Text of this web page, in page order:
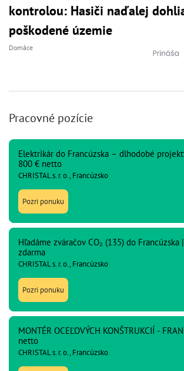
kontrolou: Hasiči naďalej
poškodené územie
Domáce
Pracovné pozície
Elektrikár do Francúzska – dlhodobé
800 € netto
CHRISTAL s. r. o., Francúzsko
Pozri ponuku
Hľadáme zváračov CO₂ (135) do Francúzska
zdarma
CHRISTAL s. r. o., Francúzsko
Pozri ponuku
MONTÉR OCEĽOVÝCH KONŠTRUKCIÍ -
netto
CHRISTAL s. r. o., Francúzsko